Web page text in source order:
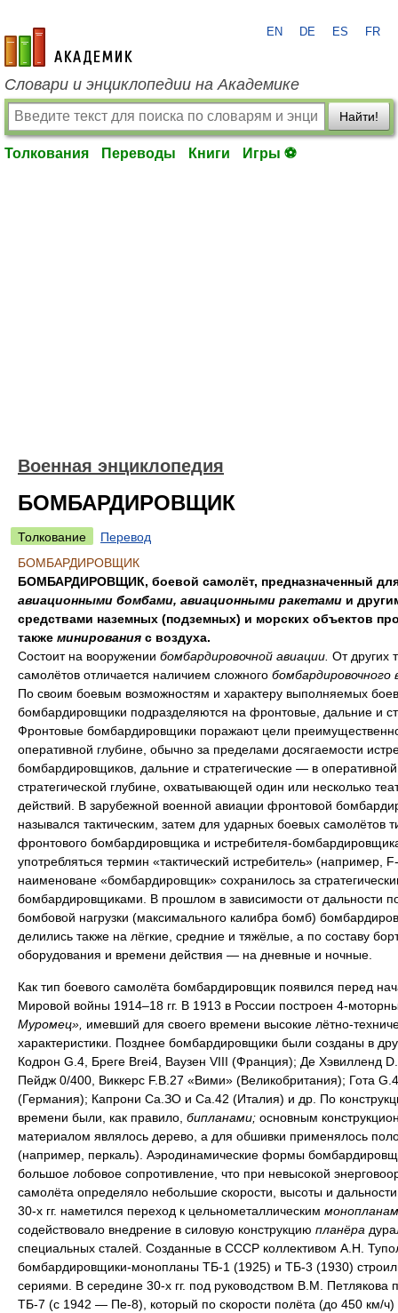
academic.ru
EN DE ES FR
Словари и энциклопедии на Академике
Найти!
Толкования Переводы Книги Игры ⚽
Военная энциклопедия
БОМБАРДИРОВЩИК
Толкование
Перевод
БОМБАРДИРОВЩИК
БОМБАРДИРОВЩИК, боевой самолёт, предназначенный
авиационными бомбами, авиационными ракетами и
средствами наземных (подземных) и морских объектов
также минирования с воздуха.
Состоит на вооружении бомбардировочной авиации. От других
самолётов отличается наличием сложного бомбардировочного
По своим боевым возможностям и характеру выполняемых
бомбардировщики подразделяются на фронтовые, дальние и
Фронтовые бомбардировщики поражают цели
оперативной глубине, обычно за пределами досягаемости
бомбардировщиков, дальние и стратегические — в
стратегической глубине, охватывающей один или несколько
действий. В зарубежной военной авиации фронтовой
назывался тактическим, затем для ударных боевых самолётов
фронтового бомбардировщика и истребителя-
употребляться термин «тактический истребитель» (например,
наименоване «бомбардировщик» сохранилось за
бомбардировщиками. В прошлом в зависимости от дальности
бомбовой нагрузки (максимального калибра бомб)
делились также на лёгкие, средние и тяжёлые, а по составу
оборудования и времени действия — на дневные и ночные.
Как тип боевого самолёта бомбардировщик появился перед
Мировой войны 1914–18 гг. В 1913 в России построен 4-
Муромец», имевший для своего времени высокие лётно-
характеристики. Позднее бомбардировщики были созданы в
Кодрон G.4, Бреге Brei4, Ваузен VIII (Франция); Де Хэвилленд
Пейдж 0/400, Виккерс F.B.27 «Вими» (Великобритания); Гота
(Германия); Капрони Са.ЗО и Са.42 (Италия) и др. По
времени были, как правило, бипланами; основным
материалом являлось дерево, а для обшивки применялось
(например, перкаль). Аэродинамические формы
большое лобовое сопротивление, что при невысокой
самолёта определяло небольшие скорости, высоты и
30-х гг. наметился переход к цельнометаллическим
содействовало внедрение в силовую конструкцию планёра
специальных сталей. Созданные в СССР коллективом А.Н.
бомбардировщики-монопланы ТБ-1 (1925) и ТБ-3 (1930)
сериями. В середине 30-х гг. под руководством В.М. Петлякова
ТБ-7 (с 1942 — Пе-8), который по скорости полёта (до 450 км/ч)